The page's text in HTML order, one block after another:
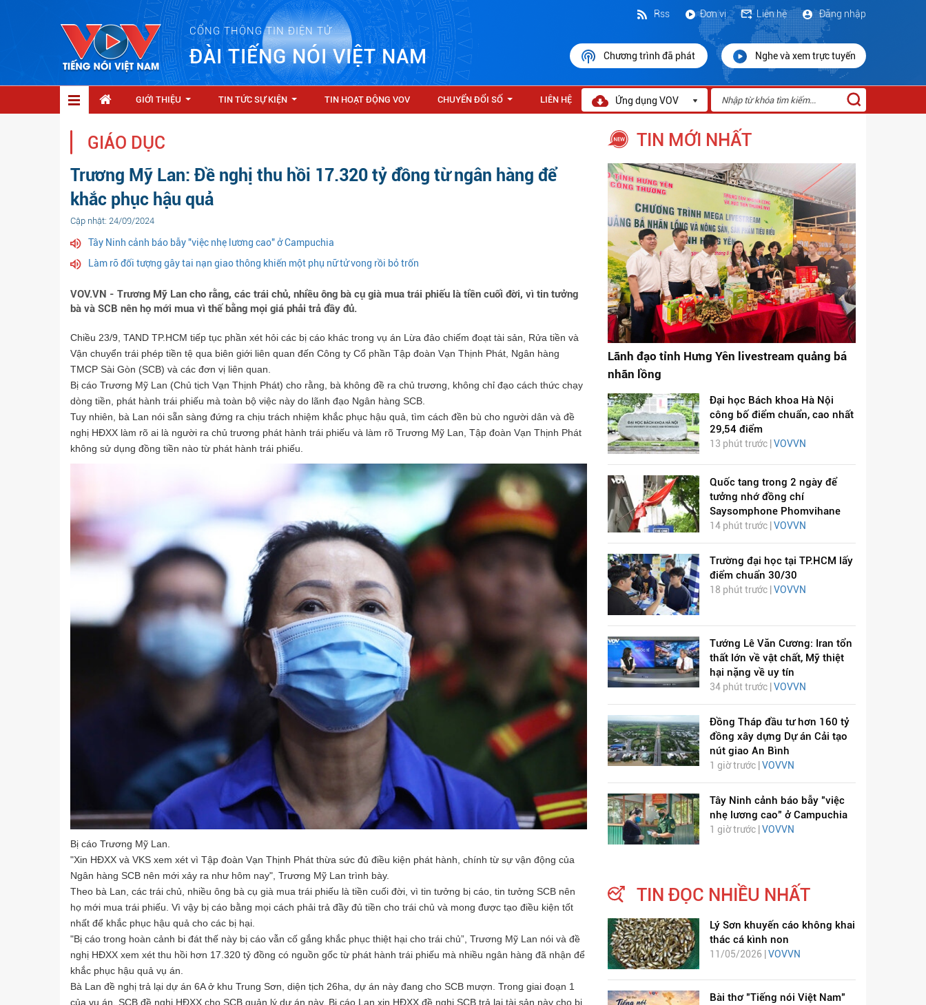
CỔNG THÔNG TIN ĐIỆN TỬ
ĐÀI TIẾNG NÓI VIỆT NAM
Đăng nhập
Liên hệ
Đơn vị
Rss
Chương trình đã phát Nghe và xem trực tuyến
GIỚI THIỆU TIN TỨC SỰ KIỆN TIN HOẠT ĐỘNG VOV CHUYỂN ĐỔI SỐ LIÊN HỆ Ứng dụng VOV
GIÁO DỤC
Trương Mỹ Lan: Đề nghị thu hồi 17.320 tỷ đồng từ ngân hàng để
khắc phục hậu quả
Cập nhật: 24/09/2024
Tây Ninh cảnh báo bẫy "việc nhẹ lương cao" ở Campuchia
Làm rõ đối tượng gây tai nạn giao thông khiến một phụ nữ tử vong rồi bỏ trốn
VOV.VN - Trương Mỹ Lan cho rằng, các trái chủ, nhiều ông bà cụ già mua trái phiếu là tiền cuối đời, vì tin tưởng
bà và SCB nên họ mới mua vì thế bằng mọi giá phải trả đầy đủ.
Chiều 23/9, TAND TP.HCM tiếp tục phần xét hỏi các bị cáo khác trong vụ án Lừa đảo chiếm đoạt tài sản, Rửa tiền và
Vận chuyển trái phép tiền tệ qua biên giới liên quan đến Công ty Cổ phần Tập đoàn Vạn Thịnh Phát, Ngân hàng
TMCP Sài Gòn (SCB) và các đơn vị liên quan.
Bị cáo Trương Mỹ Lan (Chủ tịch Vạn Thịnh Phát) cho rằng, bà không đề ra chủ trương, không chỉ đạo cách thức chạy
dòng tiền, phát hành trái phiếu mà toàn bộ việc này do lãnh đạo Ngân hàng SCB.
Tuy nhiên, bà Lan nói sẵn sàng đứng ra chịu trách nhiệm khắc phục hậu quả, tìm cách đền bù cho người dân và đề
nghị HĐXX làm rõ ai là người ra chủ trương phát hành trái phiếu và làm rõ Trương Mỹ Lan, Tập đoàn Vạn Thịnh Phát
không sử dụng đồng tiền nào từ phát hành trái phiếu.
Bị cáo Trương Mỹ Lan.
"Xin HĐXX và VKS xem xét vì Tập đoàn Vạn Thịnh Phát thừa sức đủ điều kiện phát hành, chính từ sự vận động của
Ngân hàng SCB nên mới xảy ra như hôm nay", Trương Mỹ Lan trình bày.
Theo bà Lan, các trái chủ, nhiều ông bà cụ già mua trái phiếu là tiền cuối đời, vì tin tưởng bị cáo, tin tưởng SCB nên
họ mới mua trái phiếu. Vì vậy bị cáo bằng mọi cách phải trả đầy đủ tiền cho trái chủ và mong được tạo điều kiện tốt
nhất để khắc phục hậu quả cho các bị hại.
"Bị cáo trong hoàn cảnh bi đát thế này bị cáo vẫn cố gắng khắc phục thiệt hại cho trái chủ”, Trương Mỹ Lan nói và đề
nghị HĐXX xem xét thu hồi hơn 17.320 tỷ đồng có nguồn gốc từ phát hành trái phiếu mà nhiều ngân hàng đã nhận để
khắc phục hậu quả vụ án.
Bà Lan đề nghị trả lại dự án 6A ở khu Trung Sơn, diện tịch 26ha, dự án này đang cho SCB mượn. Trong giai đoạn 1
của vụ án, SCB đề nghị HĐXX cho SCB quản lý dự án này. Bị cáo Lan xin HĐXX đề nghị SCB trả lại tài sản này cho bị
TIN MỚI NHẤT
Lãnh đạo tỉnh Hưng Yên livestream quảng bá
nhãn lồng
Đại học Bách khoa Hà Nội
công bố điểm chuẩn, cao nhất
29,54 điểm
13 phút trước | VOVVN
Quốc tang trong 2 ngày để
tưởng nhớ đồng chí
Saysomphone Phomvihane
14 phút trước | VOVVN
Trường đại học tại TP.HCM lấy
điểm chuẩn 30/30
18 phút trước | VOVVN
Tướng Lê Văn Cương: Iran tổn
thất lớn về vật chất, Mỹ thiệt
hại nặng về uy tín
34 phút trước |VOVVN
Đồng Tháp đầu tư hơn 160 tỷ
đồng xây dựng Dự án Cải tạo
nút giao An Bình
1 giờ trước |VOVVN
Tây Ninh cảnh báo bẫy "việc
nhẹ lương cao" ở Campuchia
1 giờ trước |VOVVN
TIN ĐỌC NHIỀU NHẤT
Lý Sơn khuyến cáo không khai
thác cá kình non
11/05/2026 | VOVVN
Bài thơ "Tiếng nói Việt Nam"